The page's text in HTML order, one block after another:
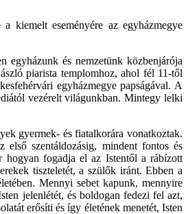
kiemelt eseményére az egyházmegye
egyházunk és nemzetünk közbenjárója
piarista templomhoz, ahol fél 11-től
egyházmegye papságával. A
vezérelt világunkban. Mintegy lelki
gyermek- és fiatalkorára vonatkoztak.
első szentáldozásig, mindent fontos és
hogyan fogadja el az Istentől a rábízott
tiszteletét, a szülők iránt. Ebben a
Mennyi sebet kapunk, mennyire
jelenlétét, és boldogan fedezi fel azt,
erősíti és így életének menetét, Isten